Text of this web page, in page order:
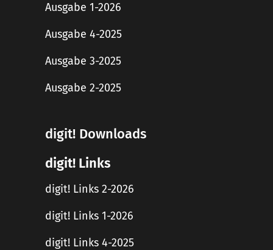
Ausgabe 1-2026
Ausgabe 4-2025
Ausgabe 3-2025
Ausgabe 2-2025
digit! Downloads
digit! Links
digit! Links 2-2026
digit! Links 1-2026
digit! Links 4-2025